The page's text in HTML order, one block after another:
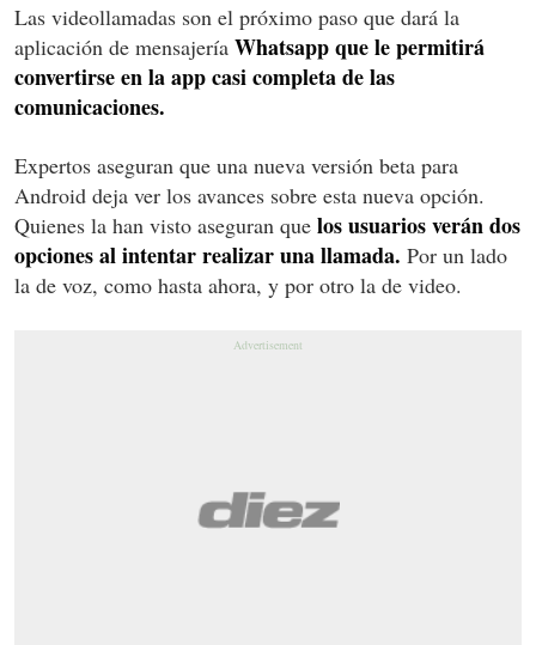
Las videollamadas son el próximo paso que dará la
aplicación de mensajería Whatsapp que le permitirá
convertirse en la app casi completa de las
comunicaciones.
Expertos aseguran que una nueva versión beta para
Android deja ver los avances sobre esta nueva opción.
Quienes la han visto aseguran que los usuarios verán dos
opciones al intentar realizar una llamada. Por un lado
la de voz, como hasta ahora, y por otro la de video.